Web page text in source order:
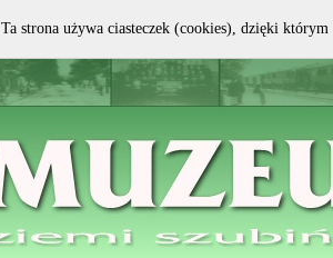
Ta strona używa ciasteczek (cookies), dzięki